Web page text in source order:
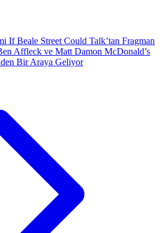
If Beale Street Could Talk’tan Fragman
Affleck ve Matt Damon McDonald’s
Bir Araya Geliyor